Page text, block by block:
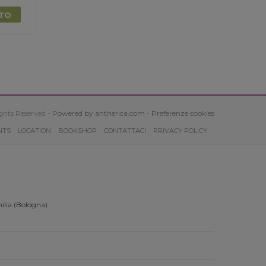
Reserved - Powered by antherica.com - Preferenze cookies
LOCATION BOOKSHOP CONTATTACI PRIVACY POLICY
(Bologna)